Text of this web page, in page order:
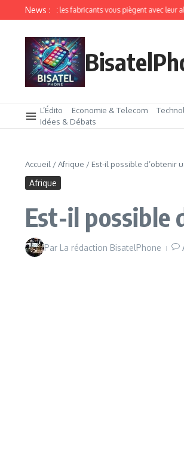
News :
comment les fabricants vous piègent avec leur
L’Édito Economie & Telecom
Idées & Débats
Accueil /Afrique / Est-il possible d’obtenir
Afrique
Est-il possible
Par La rédaction BisatelPhone